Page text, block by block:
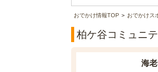
おでかけ情報TOP おでかけス
柏ケ谷コミュニ
海